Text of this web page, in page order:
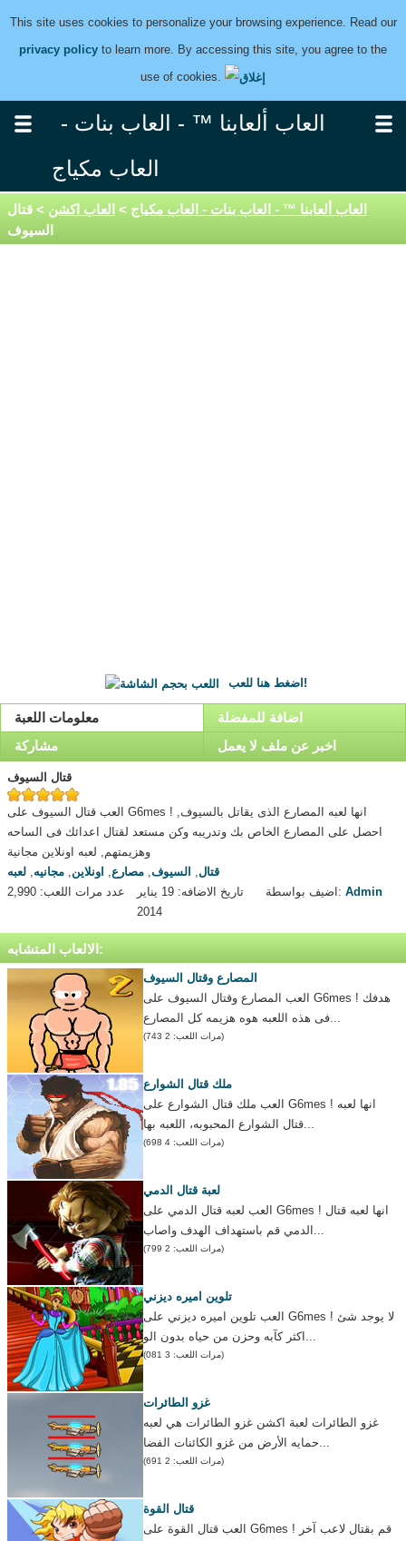
This site uses cookies to personalize your browsing experience. Read our
privacy policy to learn more. By accessing this site, you agree to the
use of cookies.
العاب ألعابنا ™ - العاب بنات -
العاب مكياج
العاب ألعابنا ™ - العاب بنات - العاب مكياج > العاب اكشن > قتال
السيوف
اضغط هنا للعب!
معلومات اللعبة
اضافة للمفضلة
مشاركة
اخبر عن ملف لا يعمل
قتال السيوف
العب قتال السيوف على G6mes ! انها لعبه المصارع الذى يقاتل بالسيوف,
احصل على المصارع الخاص بك وتدريبه وكن مستعد لقتال اعدائك فى الساحه
وهزيمتهم, لعبه اونلاين مجانية
قتال, السيوف, مصارع, اونلاين, مجانيه, لعبه
عدد مرات اللعب: 2,990
تاريخ الاضافه: 19 يناير
2014
اضيف بواسطة:Admin
الالعاب المتشابه:
المصارع وقتال السيوف
العب المصارع وقتال السيوف على G6mes ! هدفك
فى هذه اللعبه هوه هزيمه كل المصارع...
(مرات اللعب: 2 743)
ملك قتال الشوارع
العب ملك قتال الشوارع على G6mes ! انها لعبه
قتال الشوارع المحبوبه، اللعبه بها...
(مرات اللعب: 4 698)
لعبة قتال الدمي
العب لعبه قتال الدمي على G6mes ! انها لعبه قتال
الدمي قم باستهداف الهدف واصاب...
(مرات اللعب: 2 799)
تلوين اميره ديزني
العب تلوين اميره ديزني على G6mes ! لا يوجد شئ
اكثر كآبه وحزن من حياه بدون الو...
(مرات اللعب: 3 081)
غزو الطائرات
غزو الطائرات لعبة اكشن غزو الطائرات هي لعبه
حمايه الأرض من غزو الكائنات الفضا...
(مرات اللعب: 2 691)
قتال القوة
العب قتال القوة على G6mes ! قم بقتال لاعب آخر